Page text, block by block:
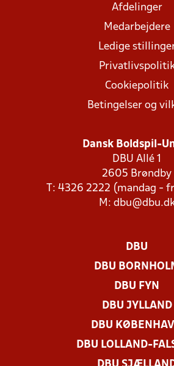
Afdelinger
Medarbejdere
Ledige
Cookiepolitik
Betingelser og
Dansk Boldspil-
DBU Allé 1
2605 Brøndby
T: 4326 2222 (mandag -
M:
DBU
DBU
DBU FYN
DBU JYLLAND
DBU
DBU LOLLAND-